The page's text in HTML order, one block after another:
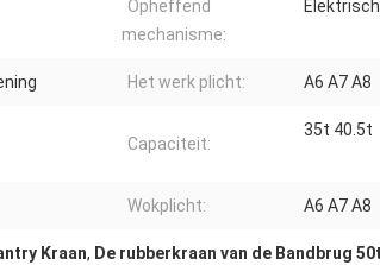
Opheffend
mechanisme:
Het werk plicht: A6 A7 A8
Capaciteit:
35t 40.5t
Wokplicht: A6 A7 A8
Kraan, De rubberkraan van de Bandbrug